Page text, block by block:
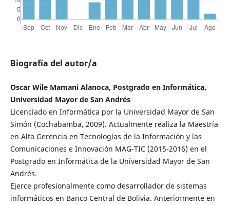
Biografía del autor/a
Oscar Wile Mamani Alanoca, Postgrado en Informática,
Universidad Mayor de San Andrés
Licenciado en Informática por la Universidad Mayor de San
Simón (Cochabamba, 2009). Actualmente realiza la Maestría
en Alta Gerencia en Tecnologías de la Información y las
Comunicaciones e Innovación MAG-TIC (2015-2016) en el
Postgrado en Informática de la Universidad Mayor de San
Andrés.
Ejerce profesionalmente como desarrollador de sistemas
informáticos en Banco Central de Bolivia. Anteriormente en